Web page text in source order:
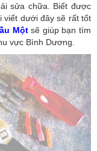
sửa chữa. Biết được
viết dưới đây sẽ rất tốt
Một sẽ giúp bạn tìm
vực Bình Dương.